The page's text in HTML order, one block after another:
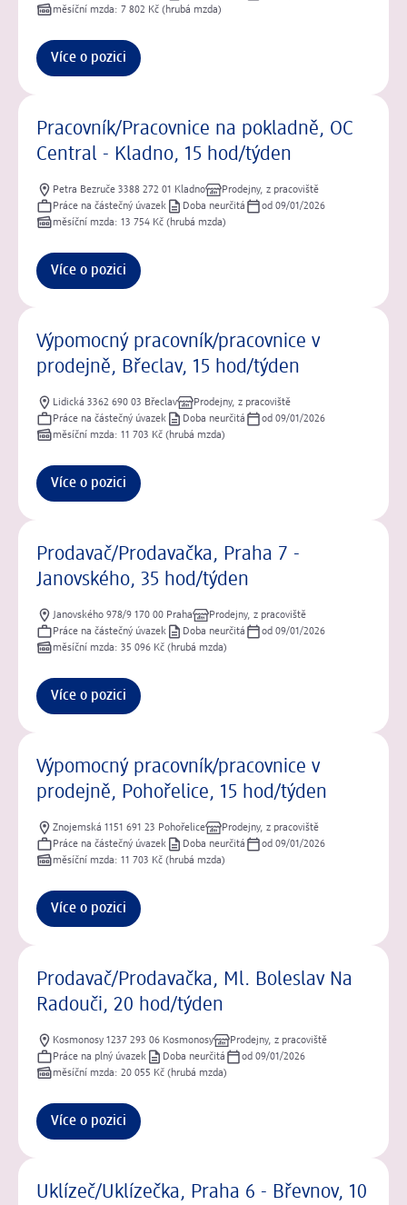
měsíční mzda: 7 802 Kč (hrubá mzda)
Více o pozici
Pracovník/Pracovnice na pokladně, OC
Central - Kladno, 15 hod/týden
Petra Bezruče 3388 272 01 Kladno
Prodejny, z pracoviště
Práce na částečný úvazek
Doba neurčitá
od 09/01/2026
měsíční mzda: 13 754 Kč (hrubá mzda)
Více o pozici
Výpomocný pracovník/pracovnice v
prodejně, Břeclav, 15 hod/týden
Lidická 3362 690 03 Břeclav
Prodejny, z pracoviště
Práce na částečný úvazek
Doba neurčitá
od 09/01/2026
měsíční mzda: 11 703 Kč (hrubá mzda)
Více o pozici
Prodavač/Prodavačka, Praha 7 -
Janovského, 35 hod/týden
Janovského 978/9 170 00 Praha
Prodejny, z pracoviště
Práce na částečný úvazek
Doba neurčitá
od 09/01/2026
měsíční mzda: 35 096 Kč (hrubá mzda)
Více o pozici
Výpomocný pracovník/pracovnice v
prodejně, Pohořelice, 15 hod/týden
Znojemská 1151 691 23 Pohořelice
Prodejny, z pracoviště
Práce na částečný úvazek
Doba neurčitá
od 09/01/2026
měsíční mzda: 11 703 Kč (hrubá mzda)
Více o pozici
Prodavač/Prodavačka, Ml. Boleslav Na
Radouči, 20 hod/týden
Kosmonosy 1237 293 06 Kosmonosy
Prodejny, z pracoviště
Práce na plný úvazek
Doba neurčitá
od 09/01/2026
měsíční mzda: 20 055 Kč (hrubá mzda)
Více o pozici
Uklízeč/Uklízečka, Praha 6 - Břevnov, 10